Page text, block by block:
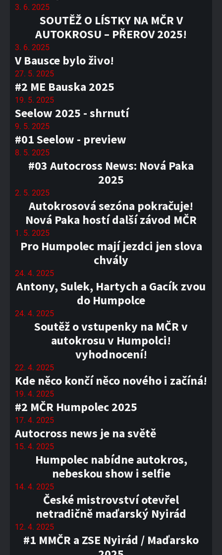
3. 6. 2025
SOUTĚŽ O LÍSTKY NA MČR V
AUTOKROSU – PŘEROV 2025!
3. 6. 2025
V Bausce bylo živo!
27. 5. 2025
#2 ME Bauska 2025
19. 5. 2025
Seelow 2025 - shrnutí
9. 5. 2025
#01 Seelow - preview
8. 5. 2025
#03 Autocross News: Nová Paka
2025
2. 5. 2025
Autokrosová sezóna pokračuje!
Nová Paka hostí další závod MČR
1. 5. 2025
Pro Humpolec mají jezdci jen slova
chvály
24. 4. 2025
Antony, Sulek, Hartych a Gacík zvou
do Humpolce
24. 4. 2025
Soutěž o vstupenky na MČR v
autokrosu v Humpolci!
vyhodnocení!
22. 4. 2025
Kde něco končí něco nového i začíná!
19. 4. 2025
#2 MČR Humpolec 2025
17. 4. 2025
Autocross news je na světě
15. 4. 2025
Humpolec nabídne autokros,
nebeskou show i selfie
14. 4. 2025
České mistrovství otevřel
netradičně maďarský Nyirád
12. 4. 2025
#1 MMČR a ZSE Nyirád / Maďarsko